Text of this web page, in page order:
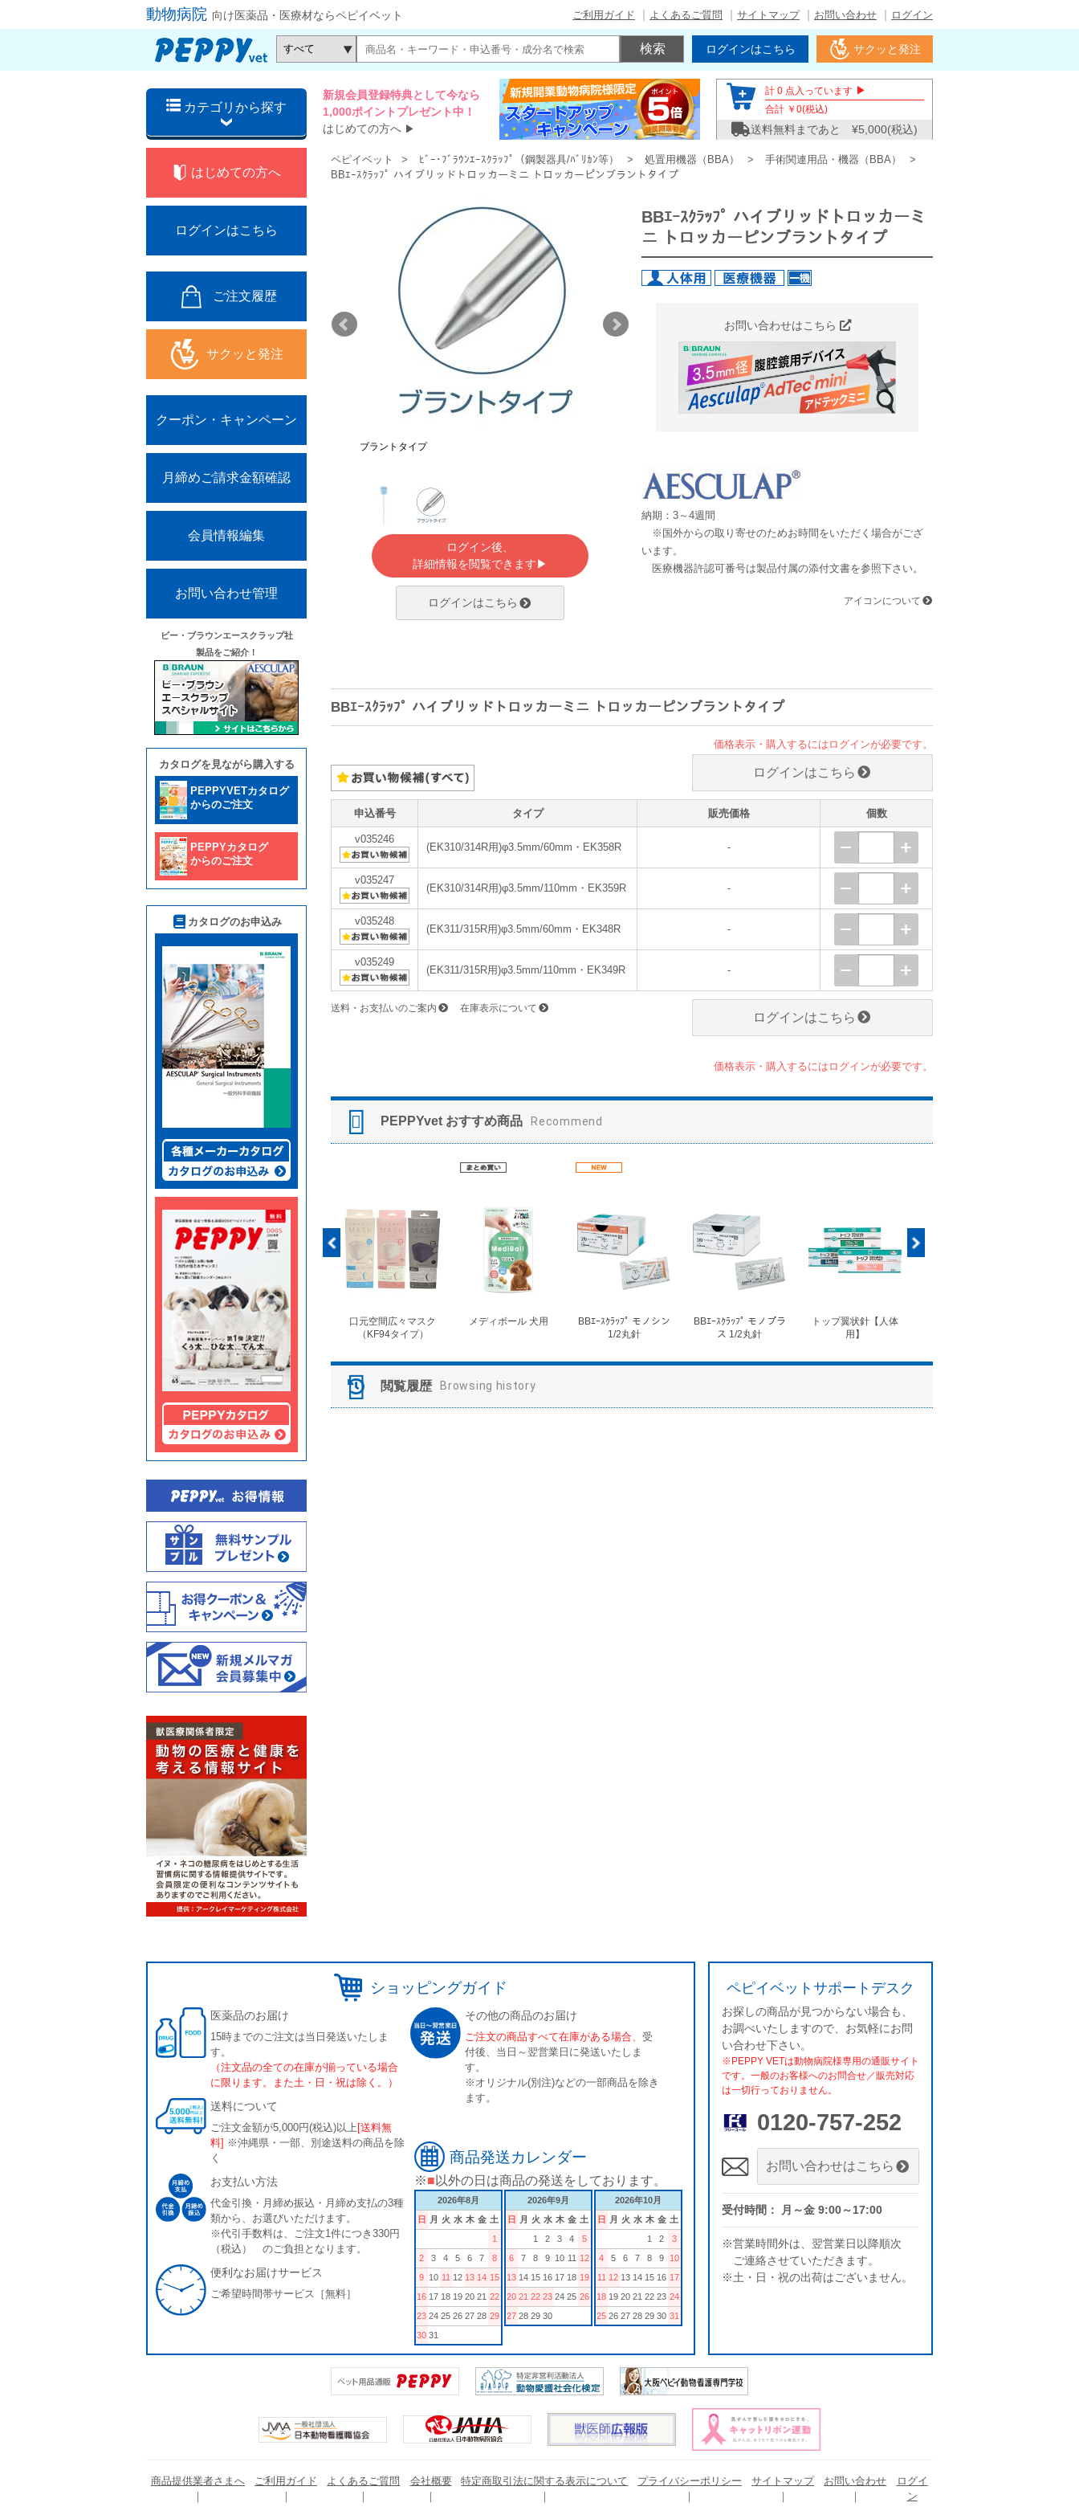
動物病院 向け医薬品・医療材ならペピイベット ご利用ガイド よくあるご質問 サイトマップ お問い合わせ ログイン
ログインはこちら サクッと発注
カテゴリから探す
新規会員登録特典として今なら
1,000ポイントプレゼント中！
はじめての方へ ▶
計 0 点入っています ▶
合計 ￥ 0(税込)
送料無料まであと ¥5,000(税込)
はじめての方へ
ログインはこちら
ご注文履歴
サクッと発注
クーポン・キャンペーン
月締めご請求金額確認
会員情報編集
お問い合わせ管理
ビー・ブラウンエースクラップ社
製品をご紹介！
カタログを見ながら購入する
PEPPYVETカタログ
からのご注文
PEPPYカタログ
からのご注文
カタログのお申込み
ペピイベット ﾋﾞｰ･ﾌﾞﾗｳﾝｴｰｽｸﾗｯﾌﾟ（鋼製器具/ﾊﾞﾘｶﾝ等） 処置用機器（BBA）
手術関連用品・機器（BBA）
BBｴｰｽｸﾗｯﾌﾟ ハイブリッドトロッカーミニ トロッカーピンブラントタイプ
ブラントタイプ
ログイン後、
詳細情報を閲覧できます▶
ログインはこちら
BBｴｰｽｸﾗｯﾌﾟ ハイブリッドトロッカーミ
ニ トロッカーピンブラントタイプ
お問い合わせはこちら
納期：3～4週間
※国外からの取り寄せのためお時間をいただく場合がござ
います。
医療機器許認可番号は製品付属の添付文書を参照下さい。
アイコンについて
BBｴｰｽｸﾗｯﾌﾟ ハイブリッドトロッカーミニ トロッカーピンブラントタイプ
価格表示・購入するにはログインが必要です。
ログインはこちら
申込番号 タイプ 販売価格 個数
v035246
(EK310/314R用)φ3.5mm/60mm・EK358R -
v035247
(EK310/314R用)φ3.5mm/110mm・EK359R -
v035248
(EK311/315R用)φ3.5mm/60mm・EK348R -
v035249
(EK311/315R用)φ3.5mm/110mm・EK349R -
送料・お支払いのご案内 在庫表示について
ログインはこちら
価格表示・購入するにはログインが必要です。
PEPPYvet おすすめ商品 Recommend
◆劇)ｲｿﾌﾙﾗﾝ吸入麻酔
液｢VTRS｣ ｳﾞｨｱﾄﾘｽ...
ペピイマジカルシーツ
（中厚型ペットシー
ツ）
口元空間広々マスク
（KF94タイプ）
メディボール 犬用
BBｴｰｽｸﾗｯﾌﾟ モノシン
1/2丸針
BBｴｰｽｸﾗｯﾌﾟ モノプラ
ス 1/2丸針
トップ翼状針【人体
用】
閲覧履歴 Browsing history
ショッピングガイド
医薬品のお届け
15時までのご注文は当日発送いたしま
す。
（注文品の全ての在庫が揃っている場合
に限ります。また土・日・祝は除く。）
送料について
ご注文金額が5,000円(税込)以上 [送料無
料] ※沖縄県・一部、別途送料の商品を除
く
お支払い方法
代金引換・月締め振込・月締め支払の3種
類から、お選びいただけます。
※代引手数料は、ご注文1件につき330円
（税込） のご負担となります。
便利なお届けサービス
ご希望時間帯サービス［無料］
その他の商品のお届け
ご注文の商品すべて在庫がある場合、 受
付後、当日～翌営業日に発送いたしま
す。
※オリジナル(別注)などの一部商品を除き
ます。
商品発送カレンダー
※■以外の日は商品の発送をしております。
2026年8月
日 月 火 水 木 金 土
1
2
3 4 5 6 7
8
9 10 11 12 13 14 15
16 17 18 19 20 21 22
23 24 25 26 27 28 29
30 31
2026年9月
日 月 火 水 木 金 土
1
2 3 4
5
6
7 8 9 10 11 12
13 14 15 16 17 18 19
20 21 22 23 24 25 26
27 28 29 30
2026年10月
日 月 火 水 木 金 土
1
2
3
4
5 6 7 8 9
10
11 12 13 14 15 16 17
18 19 20 21 22 23 24
25 26 27 28 29 30 31
ペピイベットサポートデスク
お探しの商品が見つからない場合も、
お調べいたしますので、お気軽にお問
い合わせ下さい。
※PEPPY VETは動物病院様専用の通販サイト
です。一般のお客様へのお問合せ／販売対応
は一切行っておりません。
0120-757-252
お問い合わせはこちら
受付時間： 月～金 9:00～17:00
※営業時間外は、翌営業日以降順次
ご連絡させていただきます。
※土・日・祝の出荷はございません。
商品提供業者さまへ ご利用ガイド よくあるご質問 会社概要 特定商取引法に関する表示について プライバシーポリシー サイトマップ お問い合わせ
ログイ
ン